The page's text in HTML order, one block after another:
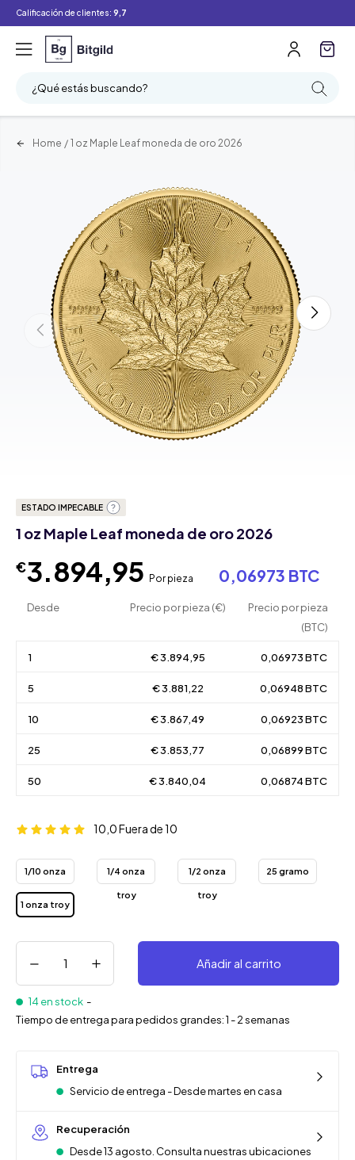
Calificación de clientes: 9,7
¿Qué estás buscando?
Home / 1 oz Maple Leaf moneda de oro 2026
ESTADO IMPECABLE
1 oz Maple Leaf moneda de oro 2026
€3.894,95 Por pieza 0,06973 BTC
Desde Precio por pieza (€)
Precio por pieza
(BTC)
1 € 3.894,95 0,06973 BTC
5 € 3.881,22 0,06948 BTC
10 € 3.867,49 0,06923 BTC
25 € 3.853,77 0,06899 BTC
50 € 3.840,04 0,06874 BTC
10,0Fuera de 10
1/10 onza
troy
1/4 onza
troy
1/2 onza
troy
25 gramo
1 onza troy
Añadir al carrito
14 en stock -
Tiempo de entrega para pedidos grandes: 1 - 2 semanas
Entrega
Servicio de entrega - Desde martes en casa
Recuperación
Desde 13 agosto. Consulta nuestras ubicaciones